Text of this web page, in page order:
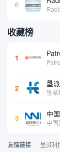
6
收藏榜
1
2 垦
3 中
友情链接 垦派科